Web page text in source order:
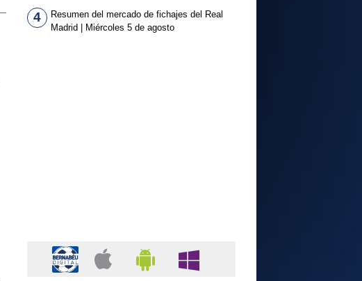
4
Resumen del mercado de fichajes del Real
Madrid | Miércoles 5 de agosto